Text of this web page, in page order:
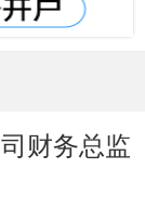
财务总监